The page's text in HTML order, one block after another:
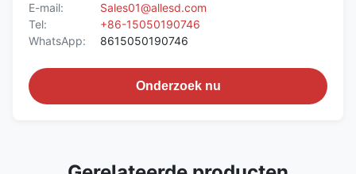
E-mail:
Sales01@allesd.com
Tel:
+86-15050190746
WhatsApp:
8615050190746
Onderzoek nu